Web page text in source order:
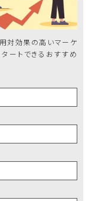
対効果の高いマーケ
ートできるおすすめ